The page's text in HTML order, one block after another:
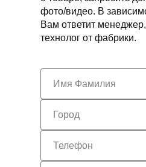
фото/видео. В
Вам ответит
технолог от фабрики.